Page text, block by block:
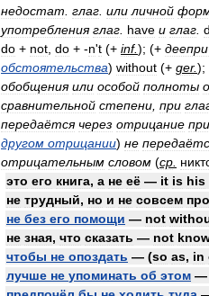
недостат глаг или личной
употребления глаг have и глаг
do + not do + -n't (+ inf.); (+
обстоятельства) without (+ ger.);
обобщения или особой полноты
сравнительной степени при
передаётся через отрицание при
другом отрицании) не
отрицательным словом (ср
это его книга, а не её — it is his
не трудный, но и не совсем
не без его помощи — not
не зная, что сказать — not
чтобы не опоздать — (so as, in
лучше не упоминать об этом —